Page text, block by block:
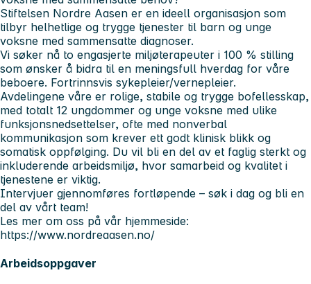
Stiftelsen Nordre Aasen er en ideell organisasjon som
tilbyr helhetlige og trygge tjenester til barn og unge
voksne med sammensatte diagnoser.
Vi søker nå to engasjerte miljøterapeuter i 100 % stilling
som ønsker å bidra til en meningsfull hverdag for våre
beboere. Fortrinnsvis sykepleier/vernepleier.
Avdelingene våre er rolige, stabile og trygge bofellesskap,
med totalt 12 ungdommer og unge voksne med ulike
funksjonsnedsettelser, ofte med nonverbal
kommunikasjon som krever ett godt klinisk blikk og
somatisk oppfølging. Du vil bli en del av et faglig sterkt og
inkluderende arbeidsmiljø, hvor samarbeid og kvalitet i
tjenestene er viktig.
Intervjuer gjennomføres fortløpende – søk i dag og bli en
del av vårt team!
Les mer om oss på vår hjemmeside:
https://www.nordreaasen.no/
Arbeidsoppgaver